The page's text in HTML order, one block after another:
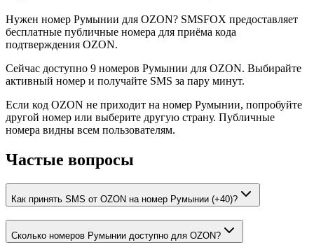
Нужен номер Румынии для OZON? SMSFOX предоставляет
бесплатные публичные номера для приёма кода
подтверждения OZON.
Сейчас доступно 9 номеров Румынии для OZON. Выбирайте
активный номер и получайте SMS за пару минут.
Если код OZON не приходит на номер Румынии, попробуйте
другой номер или выберите другую страну. Публичные
номера видны всем пользователям.
Частые вопросы
Как принять SMS от OZON на номер Румынии (+40)?
Сколько номеров Румынии доступно для OZON?